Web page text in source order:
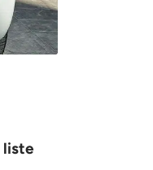
liste